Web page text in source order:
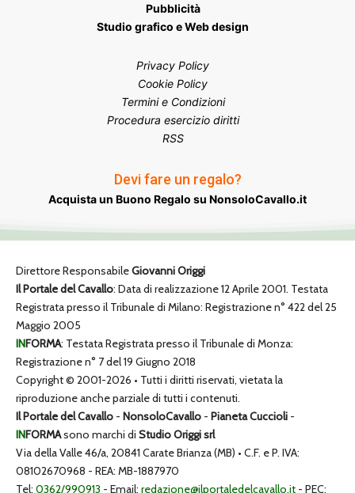
Pubblicità
Studio grafico e Web design
Privacy Policy
Cookie Policy
Termini e Condizioni
Procedura esercizio diritti
RSS
Devi fare un regalo?
Acquista un Buono Regalo su NonsoloCavallo.it
Direttore ResponsabileGiovanni Origgi
Il Portale del Cavallo: Data di realizzazione 12 Aprile 2001. Testata
Registrata presso il Tribunale di Milano: Registrazione n° 422 del 25
Maggio 2005
INFORMA: Testata Registrata presso il Tribunale di Monza:
Registrazione n° 7 del 19 Giugno 2018
Copyright © 2001-2026 • Tutti i diritti riservati, vietata la
riproduzione anche parziale di tutti i contenuti.
Il Portale del Cavallo - NonsoloCavallo - Pianeta Cuccioli -
INFORMAsono marchi di Studio Origgi srl
Via della Valle 46/a, 20841 Carate Brianza (MB) • C.F. e P. IVA:
08102670968 - REA: MB-1887970
Tel: 0362/990913 - Email: redazione@ilportaledelcavallo.it - PEC: